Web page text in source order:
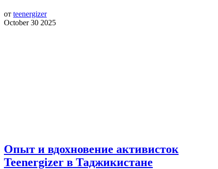
от teenergizer
October 30 2025
Опыт и вдохновение активисток
Teenergizer в Таджикистане